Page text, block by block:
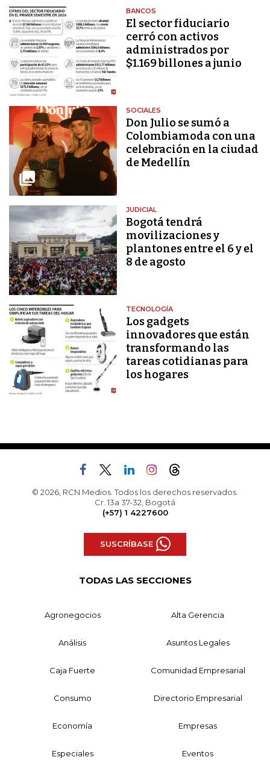
BANCOS
El sector fiduciario
cerró con activos
administrados por
$1.169 billones a junio
SOCIALES
Don Julio se sumó a
Colombiamoda con una
celebración en la ciudad
de Medellín
JUDICIAL
Bogotá tendrá
movilizaciones y
plantones entre el 6 y el
8 de agosto
TECNOLOGÍA
Los gadgets
innovadores que están
transformando las
tareas cotidianas para
los hogares
© 2026, RCN Medios. Todos los derechos reservados.
Cr. 13a 37-32, Bogotá
(+57) 1 4227600
SUSCRÍBASE
TODAS LAS SECCIONES
Agronegocios Alta Gerencia
Análisis Asuntos Legales
Caja Fuerte Comunidad Empresarial
Consumo Directorio Empresarial
Economía Empresas
Especiales Eventos